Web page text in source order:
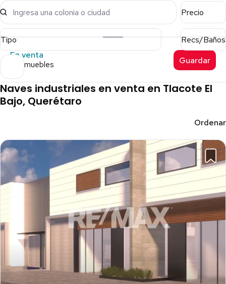
Ingresa una colonia o ciudad Precio
Tipo
Recs/Baños
En venta
10 inmuebles Guardar
Naves industriales en venta en Tlacote El
Bajo, Querétaro
Ordenar